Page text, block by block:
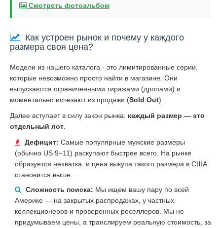
Смотреть фотоальбом
Как устроен рынок и почему у каждого
размера своя цена?
Модели из нашего каталога - это лимитированные серии,
которые невозможно просто найти в магазине. Они
выпускаются ограниченными тиражами (дропами) и
моментально исчезают из продажи (Sold Out).
Далее вступает в силу закон рынка: каждый размер — это
отдельный лот
Дефицит: Самые популярные мужские размеры
(обычно US 9–11) раскупают быстрее всего. На рынке
образуется нехватка, и цена выкупа такого размера в США
становится выше.
Сложность поиска: Мы ищем вашу пару по всей
Америке — на закрытых распродажах, у частных
коллекционеров и проверенных реселлеров. Мы не
придумываем цены, а транслируем реальную стоимость, за